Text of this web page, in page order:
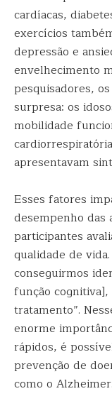
cardíacas,
exercícios
depressão e
envelhecimento
pesquisadores,
surpresa: os
mobilidade
apresentavam
Esses fatores
desempenho das
participantes
qualidade de
conseguirmos
função
tratamento”.
enorme
rápidos, é
prevenção de
como o Alzheimer.